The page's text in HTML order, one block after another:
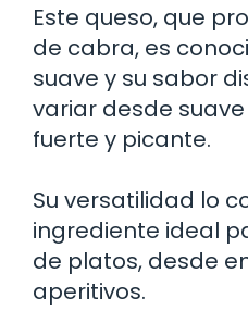
Este queso, que
de cabra, es
suave y su sabor
variar desde
fuerte y picante.
Su versatilidad lo
ingrediente ideal
de platos, desde
aperitivos.